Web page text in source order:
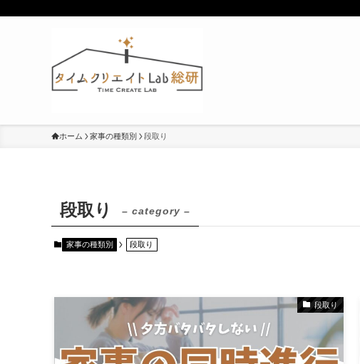
ホーム 家事の種類別 段取り
段取り – category –
家事の種類別 段取り
段取り